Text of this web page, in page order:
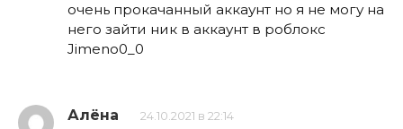
очень прокачанный аккаунт но я не могу на
него зайти ник в аккаунт в роблокс
Jimeno0_0
Алёна 24.10.2021 в 22:14